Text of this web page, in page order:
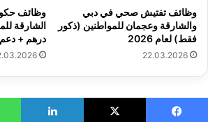
وظائف تفتيش صحي في دبي
والشارقة وعجمان للمواطنين (ذكور
فقط) لعام 2026
22.03.2026
وظائف
درهم +